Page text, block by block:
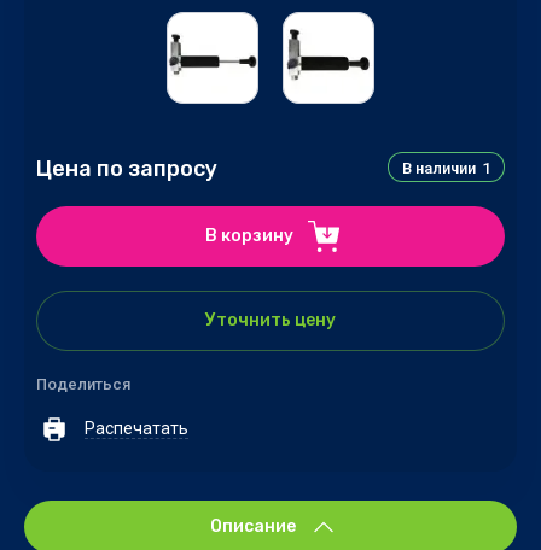
В наличии 1
Цена по запросу
В корзину
Уточнить цену
Поделиться
Распечатать
Описание